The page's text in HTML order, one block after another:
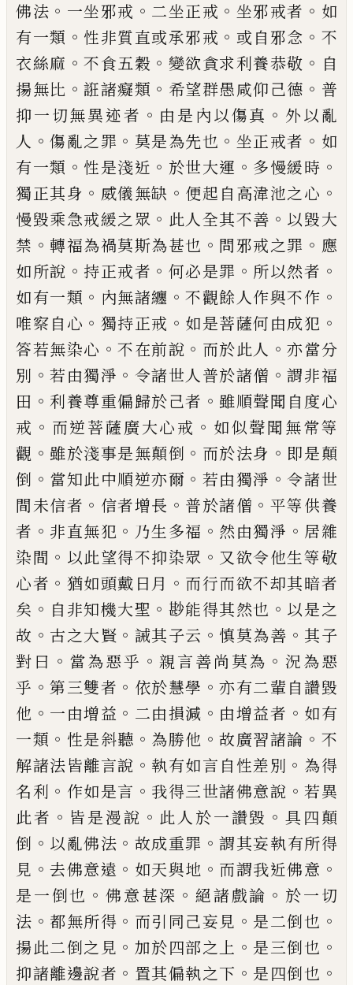
佛法 。 一坐邪戒 。 二坐正戒 。 坐邪戒者 。 如
有一類 。 性非質直或承邪戒 。 或自邪念 。 不
衣絲麻 。不食五穀 。 變欲貪求利養恭敬 。 自
揚無比 。誑諸癡類 。 希望群愚咸仰己德 。 普
抑一切無異迹者 。 由是內以傷真 。 外以亂
人 。傷亂之罪 。 莫是為先也 。 坐正戒者 。 如
有一類 。 性是淺近 。 於世大運 。 多慢緩時 。
獨正其身 。 威儀無缺 。 便起自高湋池之心 。
慢毀乘急戒緩之眾 。 此人全其不善 。 以毀大
禁 。轉福為禍莫斯為甚也 。 問邪戒之罪 。 應
如所說 。 持正戒者 。 何必是罪 。 所以然者 。
如有一類 。 內無諸纏 。不觀餘人作與不作 。
唯察自心 。 獨持正戒 。 如是菩薩何由成犯 。
答若無染心 。不在前說 。 而於此人 。亦當分
別 。若由獨淨 。 令諸世人普於諸僧 。謂非福
田 。利養尊重偏歸於己者 。雖順聲聞自度心
戒 。 而逆菩薩廣大心戒 。 如似聲聞無常等
觀 。雖於淺事是無顛倒 。 而於法身 。 即是顛
倒 。 當知此中順逆亦爾 。 若由獨淨 。令諸世
間未信者 。 信者增長 。 普於諸僧 。 平等供養
者 。 非直無犯 。 乃生多福 。 然由獨淨 。 居雜
染間 。 以此望得不抑染眾 。 又欲令他生等敬
心者 。 猶如頭戴日月 。 而行而欲不却其暗者
矣 。 自非知機大聖 。 尠能得其然也 。 以是之
故 。 古之大賢 。 誡其子云 。 慎莫為善 。其子
對曰 。 當為惡乎 。親言善尚莫為 。 況為惡
乎 。第三雙者 。 依於慧學 。亦有二輩自讚毀
他 。 一由增益 。 二由損減 。 由增益者 。 如有
一類 。 性是斜聽 。 為勝他 。故廣習諸論 。 不
解諸法皆離言說 。 執有如言自性差別 。 為得
名利 。 作如是言 。 我得三世諸佛意說 。若異
此者 。 皆是漫說 。 此人於一讚毀 。 具四顛
倒 。 以亂佛法 。 故成重罪 。謂其妄執有所得
見 。去佛意遠 。 如天與地 。 而謂我近佛意 。
是一倒也 。 佛意甚深 。 絕諸戲論 。 於一切
法 。 都無所得 。 而引同己妄見 。 是二倒也 。
揚此二倒之見 。 加於四部之上 。 是三倒也 。
抑諸離邊說者 。 置其偏執之下 。 是四倒也 。